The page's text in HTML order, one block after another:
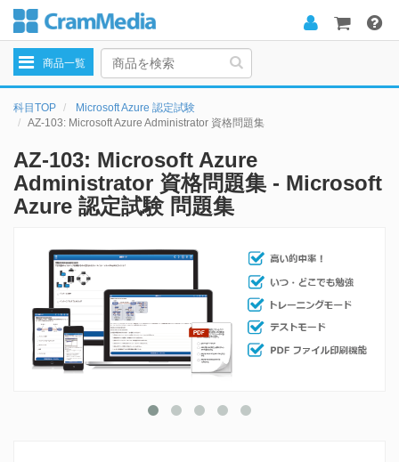
navigation
商品一覧
科目TOP
Microsoft Azure 認定試験
AZ-103: Microsoft Azure Administrator 資格問題集
AZ-103: Microsoft Azure
Administrator 資格問題集 - Microsoft
Azure 認定試験 問題集